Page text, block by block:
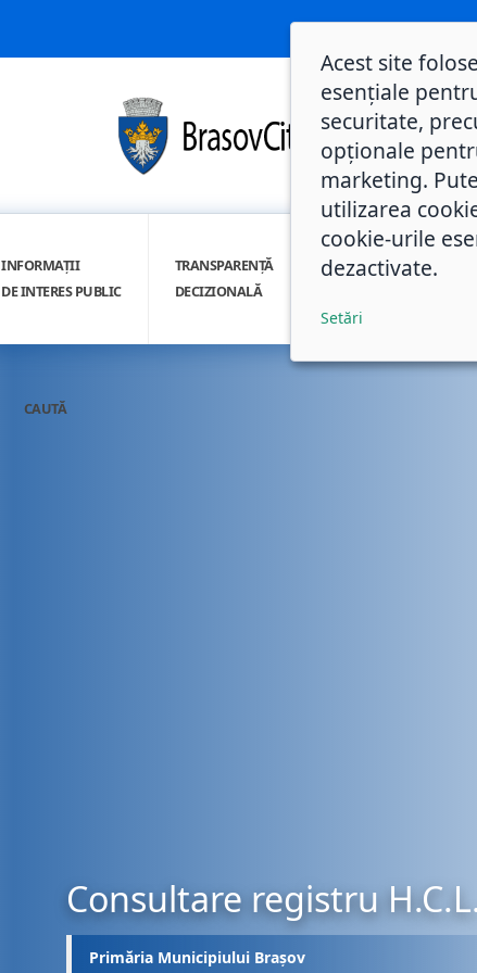
INFORMAȚII
DE INTERES PUBLIC
TRANSPARENȚĂ
DECIZIONALĂ
INTEGRITATE
CAUTĂ
Consultare registru
Primăria Municipiului Brașov
Acest site
esențiale
securitate,
opționale
marketing.
utilizarea
cookie-urile
dezactivate.
Setări